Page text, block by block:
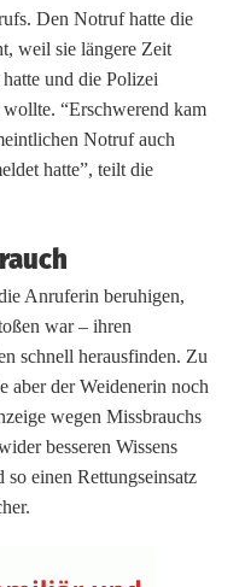
Den Notruf hatte die
weil sie längere Zeit
und die Polizei
“Erschwerend kam
Notruf auch
hatte”, teilt die
Anruferin beruhigen,
war – ihren
schnell herausfinden. Zu
aber der Weidenerin noch
wegen Missbrauchs
besseren Wissens
einen Rettungseinsatz